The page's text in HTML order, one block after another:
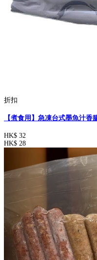
折扣
【煮食用】急凍台式墨魚汁香
HK$ 32
HK$ 28